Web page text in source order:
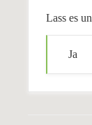
Lass es
Ja